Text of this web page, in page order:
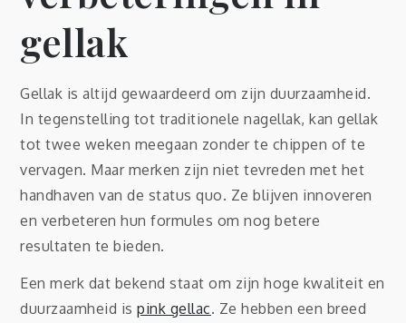
gellak
Gellak is altijd gewaardeerd om zijn duurzaamheid.
In tegenstelling tot traditionele nagellak, kan gellak
tot twee weken meegaan zonder te chippen of te
vervagen. Maar merken zijn niet tevreden met het
handhaven van de status quo. Ze blijven innoveren
en verbeteren hun formules om nog betere
resultaten te bieden.
Een merk dat bekend staat om zijn hoge kwaliteit en
duurzaamheid ispink gellac. Ze hebben een breed